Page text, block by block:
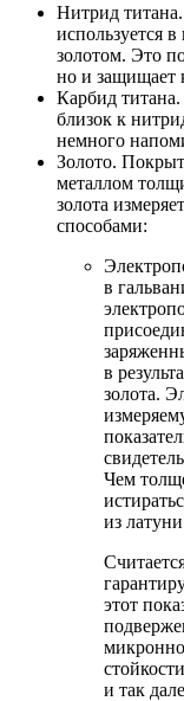
Нитрид
используется
золотом. Это
но и защищает
Карбид
близок к
немного
Золото.
металлом
золота
способами:
в
в
золота.
Чем
из
этот
и так